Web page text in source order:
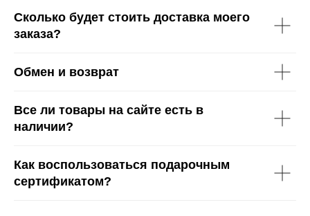
Сколько будет стоить доставка моего
заказа?
Обмен и возврат
Все ли товары на сайте есть в
наличии?
Как воспользоваться подарочным
сертификатом?